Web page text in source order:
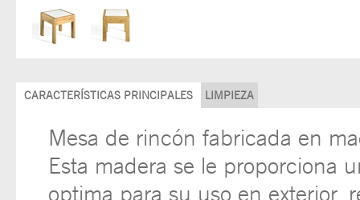
CARACTERÍSTICAS PRINCIPALES LIMPIEZA
Mesa de rincón fabricada en
Esta madera se le proporciona
optima para su uso en exterior,